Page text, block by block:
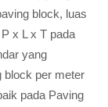
block, luas
x L x T pada
yang
block per meter
pada Paving